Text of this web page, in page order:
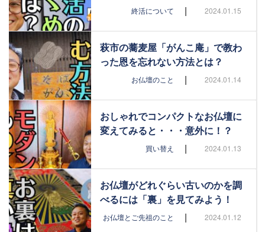
終活について | 2024.01.15
萩市の蕎麦屋「がんこ庵」で教わ
った恩を忘れない方法とは？
お仏壇のこと | 2024.01.14
おしゃれでコンパクトなお仏壇に
変えてみると・・・意外に！？
買い替え | 2024.01.13
お仏壇がどれぐらい古いのかを調
べるには「裏」を見てみよう！
お仏壇とご先祖のこと | 2024.01.12